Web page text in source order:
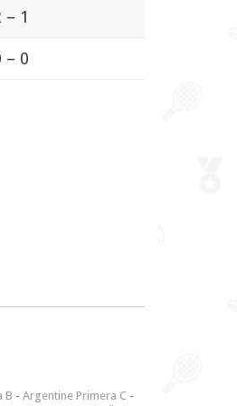
– 1
– 0
B - Argentine Primera C -